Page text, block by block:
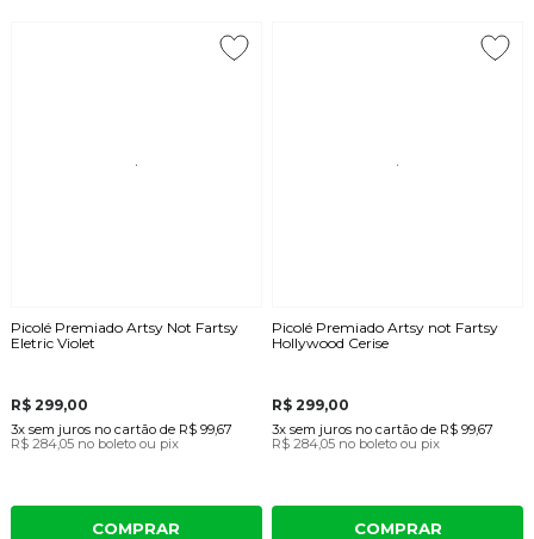
Picolé Premiado Artsy Not Fartsy
Eletric Violet
R$ 299,00
3x sem juros no cartãode R$ 99,67
R$ 284,05 no boleto ou pix
COMPRAR
Picolé Premiado Artsy not Fartsy
Hollywood Cerise
R$ 299,00
3x sem juros no cartão de R$ 99,67
R$ 284,05 no boleto ou pix
COMPRAR